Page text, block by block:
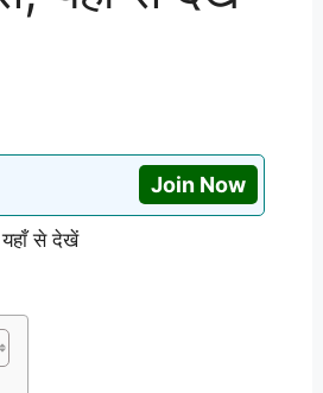
Join Now
से देखें